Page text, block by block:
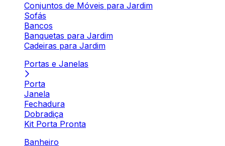
Conjuntos de Móveis para Jardim
Sofás
Bancos
Banquetas para Jardim
Cadeiras para Jardim
Portas e Janelas
Porta
Janela
Fechadura
Dobradiça
Kit Porta Pronta
Banheiro